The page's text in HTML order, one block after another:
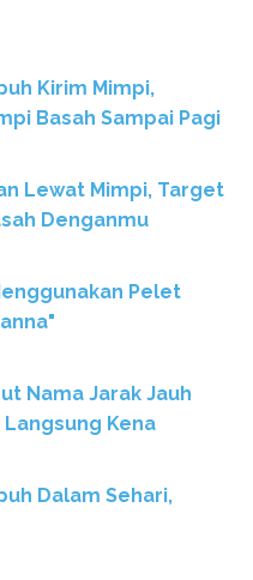
Kirim Mimpi,
Basah Sampai Pagi
Lewat Mimpi, Target
Denganmu
Pelet
Nama Jarak Jauh
Kena
Dalam Sehari,